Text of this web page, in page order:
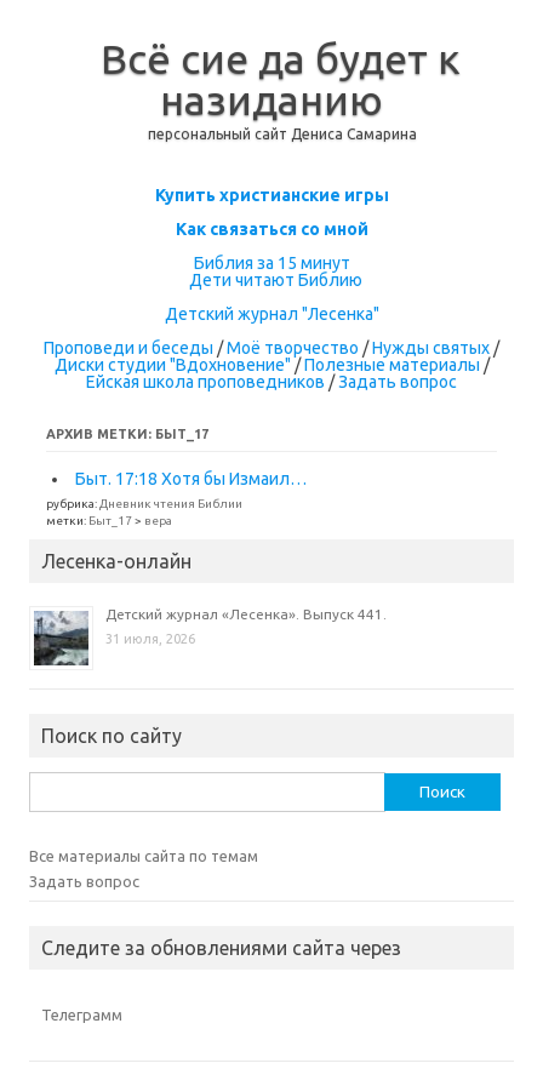
Всё сие да будет к
назиданию
персональный сайт Дениса Самарина
Перейти к содержимому
Купить христианские игры
Как связаться со мной
Библия за 15 минут
Дети читают Библию
Детский журнал "Лесенка"
Проповеди и беседы /Моё творчество /Нужды святых /
Диски студии "Вдохновение" /Полезные материалы /
Ейская школа проповедников /Задать вопрос
АРХИВ МЕТКИ: БЫТ_17
Быт. 17:18 Хотя бы Измаил…
рубрика: Дневник чтения Библии
метки: Быт_17> вера
Лесенка-онлайн
Детский журнал «Лесенка». Выпуск 441.
31 июля, 2026
Поиск по сайту
Все материалы сайта по темам
Задать вопрос
Следите за обновлениями сайта через
Телеграмм